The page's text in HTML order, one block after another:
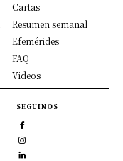
Cartas
Resumen semanal
Efemérides
FAQ
Videos
SEGUINOS